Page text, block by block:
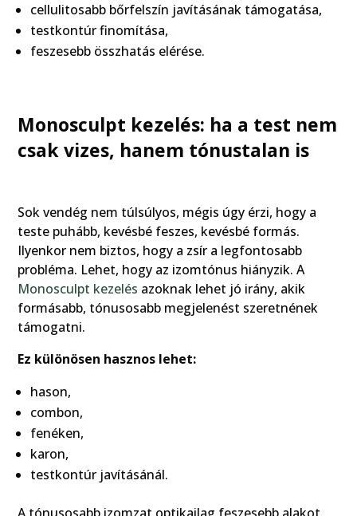
cellulitosabb bőrfelszín javításának támogatása,
testkontúr finomítása,
feszesebb összhatás elérése.
Monosculpt kezelés: ha a test nem
csak vizes, hanem tónustalan is
Sok vendég nem túlsúlyos, mégis úgy érzi, hogy a
teste puhább, kevésbé feszes, kevésbé formás.
Ilyenkor nem biztos, hogy a zsír a legfontosabb
probléma. Lehet, hogy az izomtónus hiányzik. A
Monosculpt kezelés azoknak lehet jó irány, akik
formásabb, tónusosabb megjelenést szeretnének
támogatni.
Ez különösen hasznos lehet:
hason,
combon,
fenéken,
karon,
testkontúr javításánál.